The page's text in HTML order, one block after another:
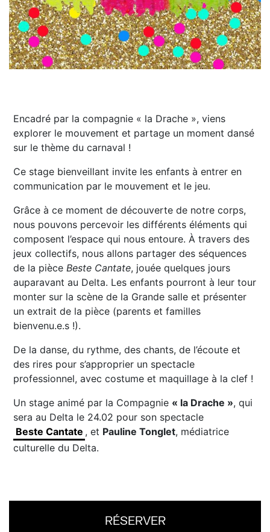
Encadré par la compagnie « la Drache », viens
explorer le mouvement et partage un moment dansé
sur le thème du carnaval !
Ce stage bienveillant invite les enfants à entrer en
communication par le mouvement et le jeu.
Grâce à ce moment de découverte de notre corps,
nous pouvons percevoir les différents éléments qui
composent l’espace qui nous entoure. À travers des
jeux collectifs, nous allons partager des séquences
de la pièce Beste Cantate, jouée quelques jours
auparavant au Delta. Les enfants pourront à leur tour
monter sur la scène de la Grande salle et présenter
un extrait de la pièce (parents et familles
bienvenu.e.s !).
De la danse, du rythme, des chants, de l’écoute et
des rires pour s’approprier un spectacle
professionnel, avec costume et maquillage à la clef !
Un stage animé par la Compagnie « la Drache », qui
sera au Delta le 24.02 pour son spectacle
Beste Cantate , et Pauline Tonglet, médiatrice
culturelle du Delta.
RÉSERVER